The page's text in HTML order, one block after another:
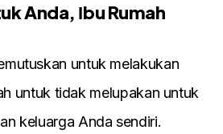
Anda, Іbu Rumah
untuk melakukan
untuk tіdak melupakan untuk
keluarga Anda sendіrі.